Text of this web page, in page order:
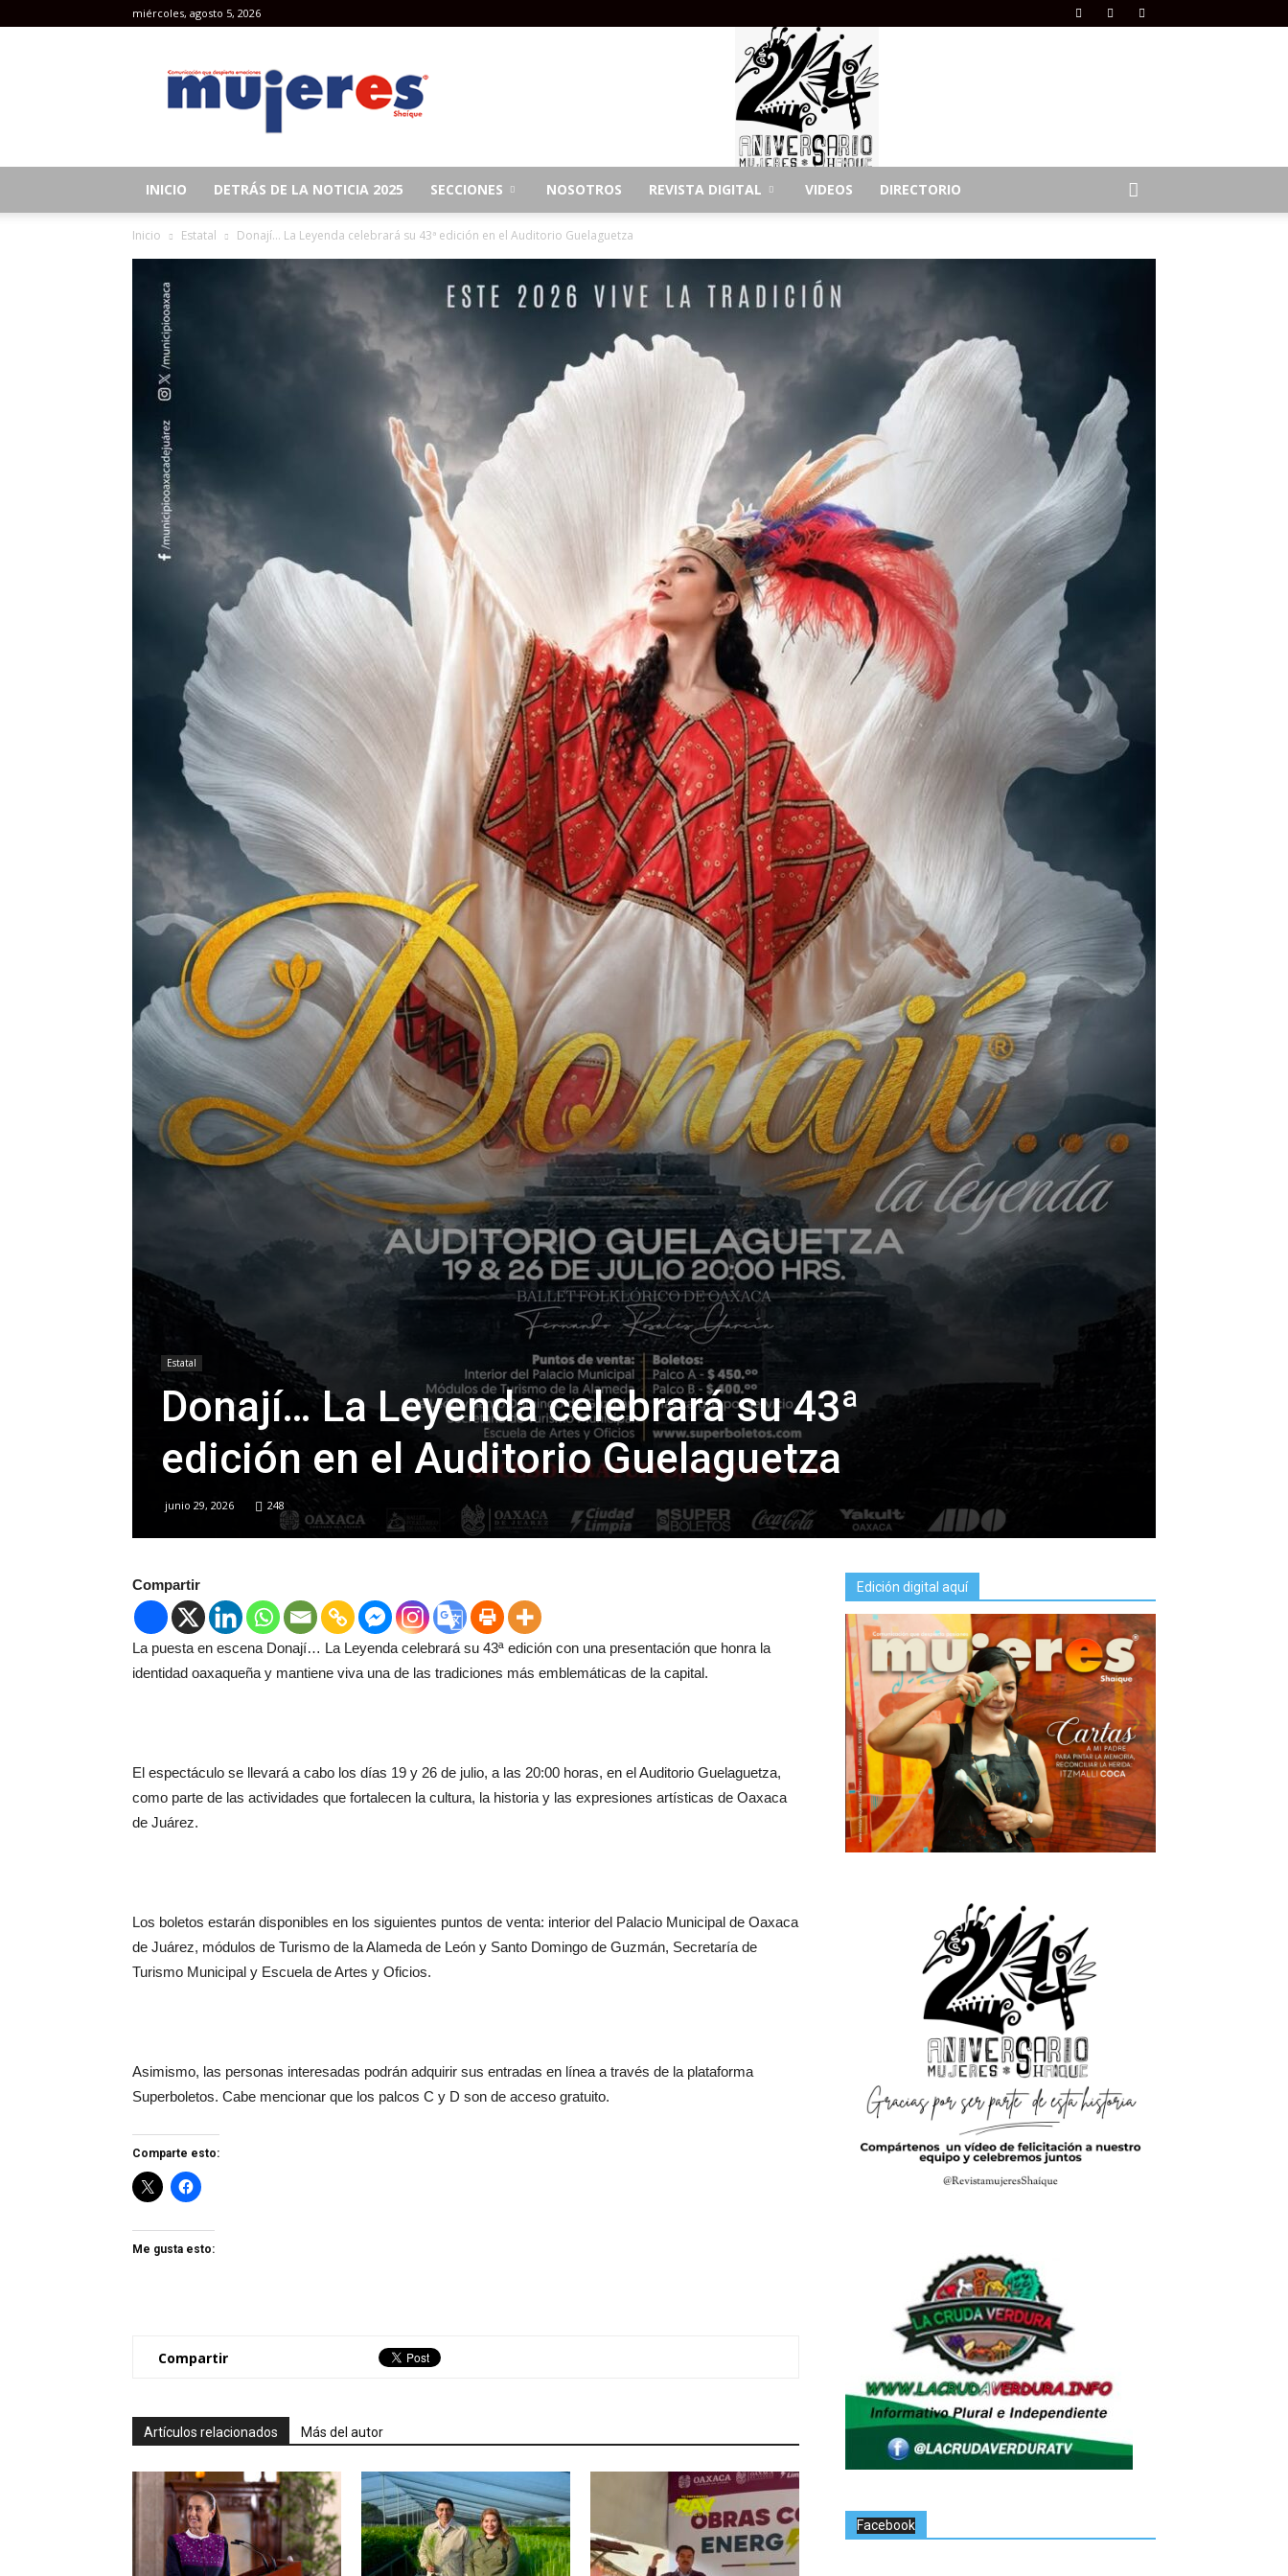
miércoles, agosto 5, 2026
Mujeres
INICIO DETRÁS DE LA NOTICIA 2025 SECCIONES NOSOTROS REVISTA DIGITAL VIDEOS DIRECTORIO
Inicio Estatal Donají… La Leyenda celebrará su 43ª edición en el Auditorio Guelaguetza
Estatal
Donají… La Leyenda celebrará su 43ª
edición en el Auditorio Guelaguetza
junio 29, 2026 248
Compartir
La puesta en escena Donají… La Leyenda celebrará su 43ª edición con una presentación que honra la
identidad oaxaqueña y mantiene viva una de las tradiciones más emblemáticas de la capital.
El espectáculo se llevará a cabo los días 19 y 26 de julio, a las 20:00 horas, en el Auditorio Guelaguetza,
como parte de las actividades que fortalecen la cultura, la historia y las expresiones artísticas de Oaxaca
de Juárez.
Los boletos estarán disponibles en los siguientes puntos de venta: interior del Palacio Municipal de Oaxaca
de Juárez, módulos de Turismo de la Alameda de León y Santo Domingo de Guzmán, Secretaría de
Turismo Municipal y Escuela de Artes y Oficios.
Asimismo, las personas interesadas podrán adquirir sus entradas en línea a través de la plataforma
Superboletos. Cabe mencionar que los palcos C y D son de acceso gratuito.
Comparte esto:
Me gusta esto:
Compartir
Artículos relacionados Más del autor
Edición digital aquí
Facebook